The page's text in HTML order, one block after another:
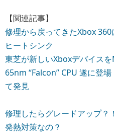
【関連記事】
修理から戻ってきたXbox
ヒートシンク
東芝が新しいXboxデバイス
65nm “Falcon” CPU 遂に登
て発見
修理したらグレードアップ？
発熱対策なの？